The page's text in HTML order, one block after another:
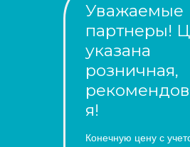
Уважаемые
партнеры!
указана
розничная,
я!
Конечную цену с